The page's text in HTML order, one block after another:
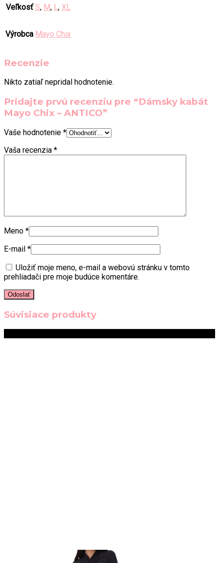
Veľkosť S, M, L, XL
Výrobca Mayo Chix
Recenzie
Nikto zatiaľ nepridal hodnotenie.
Pridajte prvú recenziu pre “Dámsky kabát
Mayo Chix – ANTICO”
Vaše hodnotenie *
Vaša recenzia *
Meno *
E-mail *
Uložiť moje meno, e-mail a webovú stránku v tomto
prehliadači pre moje budúce komentáre.
Súvisiace produkty